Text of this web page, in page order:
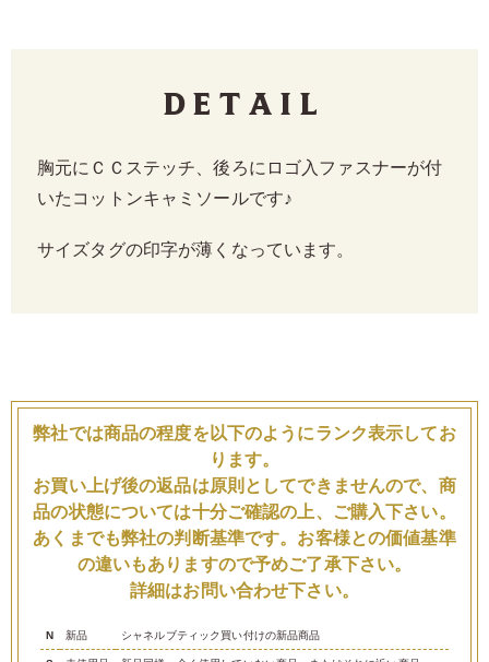
Detail
胸元にＣＣステッチ、後ろにロゴ入ファスナーが付
いたコットンキャミソールです♪
サイズタグの印字が薄くなっています。
弊社では商品の程度を以下のようにランク表示してお
ります。
お買い上げ後の返品は原則としてできませんので、商
品の状態については十分ご確認の上、ご購入下さい。
あくまでも弊社の判断基準です。お客様との価値基準
の違いもありますので予めご了承下さい。
詳細はお問い合わせ下さい。
N 新品 シャネルブティック買い付けの新品商品